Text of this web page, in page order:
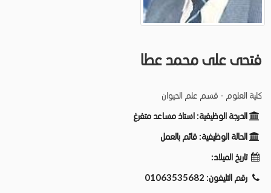
فتحى على محمد عطا
كلية العلوم - قسم علم الحيوان
الدرجة الوظيفية: استاذ مساعد متفرغ
الحالة الوظيفية: قائم بالعمل
تاريخ الميلاد:
رقم التليفون: 01063535682